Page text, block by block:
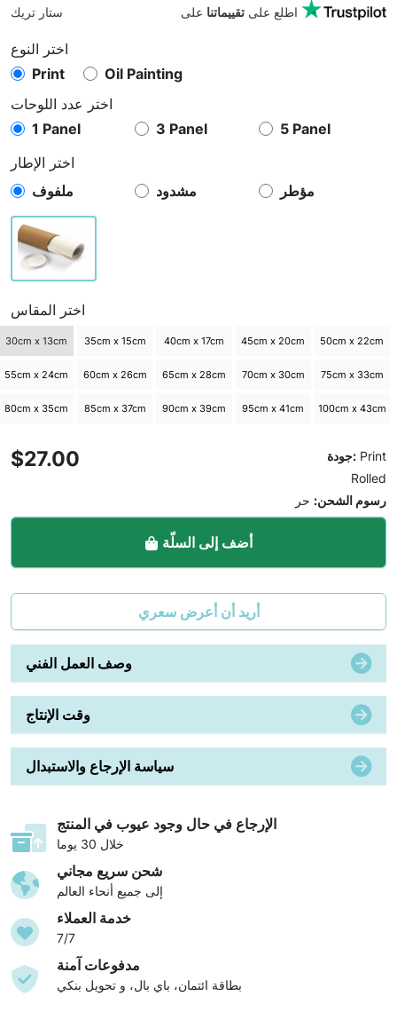
ستار تريك اطلع على تقييماتنا
اختر النوع
Print
Oil Painting
اختر عدد اللوحات
1 Panel
3 Panel
5 Panel
اختر الإطار
ملفوف
مشدود مؤطر
اختر المقاس
30cm x 13cm 35cm x 15cm 40cm x 17cm 45cm x 20cm 50cm x 22cm
55cm x 24cm 60cm x 26cm 65cm x 28cm 70cm x 30cm 75cm x 33cm
80cm x 35cm 85cm x 37cm 90cm x 39cm 95cm x 41cm 100cm x 43cm
$27.00 جودة: Print
Rolled
رسوم الشحن: حر
أضف إلى السلّة
أريد أن أعرض سعري
وصف العمل الفني
وقت الإنتاج
سياسة الإرجاع والاستبدال
الإرجاع في حال وجود عيوب في المنتج
خلال 30 يوما
شحن سريع مجاني
إلى جميع أنحاء العالم
خدمة العملاء
7/7
مدفوعات آمنة
بطاقة ائتمان، باي بال، و تحويل بنكي